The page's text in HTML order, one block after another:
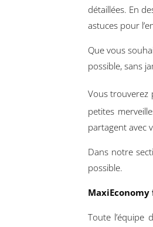
détaillées. En
astuces pour
Que vous
possible, sans
Vous trouverez
petites
partagent avec
Dans notre
possible.
Toute l’équipe